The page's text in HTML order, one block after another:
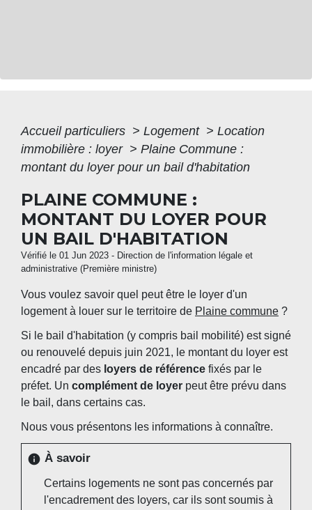
Accueil particuliers > Logement > Location
immobilière : loyer > Plaine Commune :
montant du loyer pour un bail d'habitation
PLAINE COMMUNE :
MONTANT DU LOYER POUR
UN BAIL D'HABITATION
Vérifié le 01 Jun 2023 - Direction de l'information légale et
administrative (Première ministre)
Vous voulez savoir quel peut être le loyer d'un
logement à louer sur le territoire de Plaine commune ?
Si le bail d'habitation (y compris bail mobilité) est signé
ou renouvelé depuis juin 2021, le montant du loyer est
encadré par des loyers de référence fixés par le
préfet. Un complément de loyer peut être prévu dans
le bail, dans certains cas.
Nous vous présentons les informations à connaître.
info À savoir
Certains logements ne sont pas concernés par
l'encadrement des loyers, car ils sont soumis à